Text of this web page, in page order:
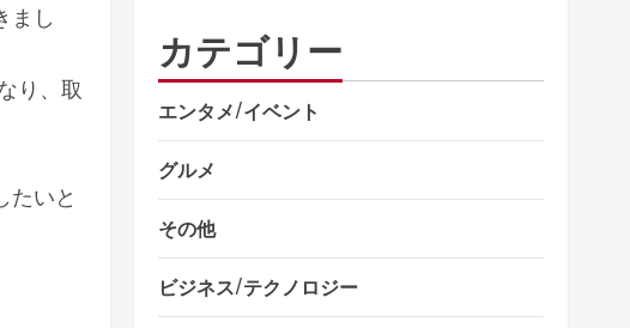
まし
り、取
たいと
カテゴリー
エンタメ/イベント
グルメ
その他
ビジネス/テクノロジー